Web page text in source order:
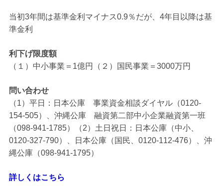
当初3年間は基準金利マイナス0.9％だが、4年目以降は基
準金利
利下げ限度額
（１）中小事業＝1億円（２）国民事業＝3000万円
問い合わせ
（1）平日：日本公庫 事業資金相談ダイヤル（0120-
154-505）、沖縄公庫 融資第二部中小企業融資第一班
（098-941-1785）（2）土日祝日：日本公庫（中小、
0120-327-790）、日本公庫（国民、0120-112-476）、沖
縄公庫（098-941-1795）
詳しくはこちら